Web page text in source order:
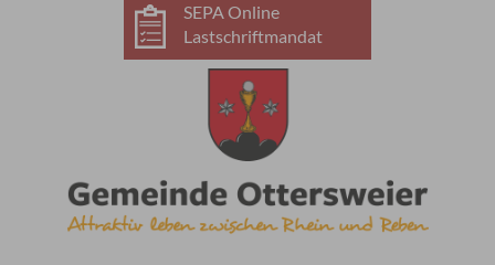
SEPA Online
Lastschriftmandat